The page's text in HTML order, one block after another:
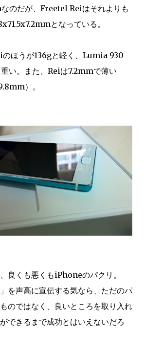
のだが、Freetel Reiはそれよりも
となっている。
ほうが136gと軽く、Lumia 930
い。また、Reiは7.2mmで薄い
）。
良くも悪くもiPhoneのパクリ。
を声高に宣伝する気なら、ただのパ
のではなく、良いところを取り入れ
できるまで成功とはいえないだろ